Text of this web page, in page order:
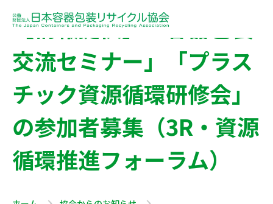
【情報提供】「容器包装
交流セミナー」「プラス
チック資源循環研修会」
の参加者募集（3R・資源
循環推進フォーラム）